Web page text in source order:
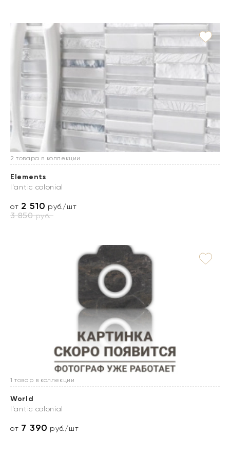
2 товара в коллекции
Elements
l'antic colonial
от 2 510 руб./шт
3 850руб.
1 товар в коллекции
World
l'antic colonial
от 7 390 руб./шт